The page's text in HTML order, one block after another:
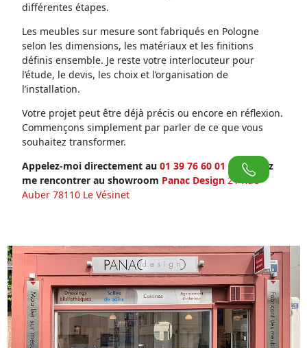
différentes étapes.
Les meubles sur mesure sont fabriqués en Pologne
selon les dimensions, les matériaux et les finitions
définis ensemble. Je reste votre interlocuteur pour
l’étude, le devis, les choix et l’organisation de
l’installation.
Votre projet peut être déjà précis ou encore en réflexion.
Commençons simplement par parler de ce que vous
souhaitez transformer.
Appelez-moi directement au 01 39 76 60 01 ou venez
me rencontrer au showroom Panac Design 21 Rue
Auber 78110 Le Vésinet